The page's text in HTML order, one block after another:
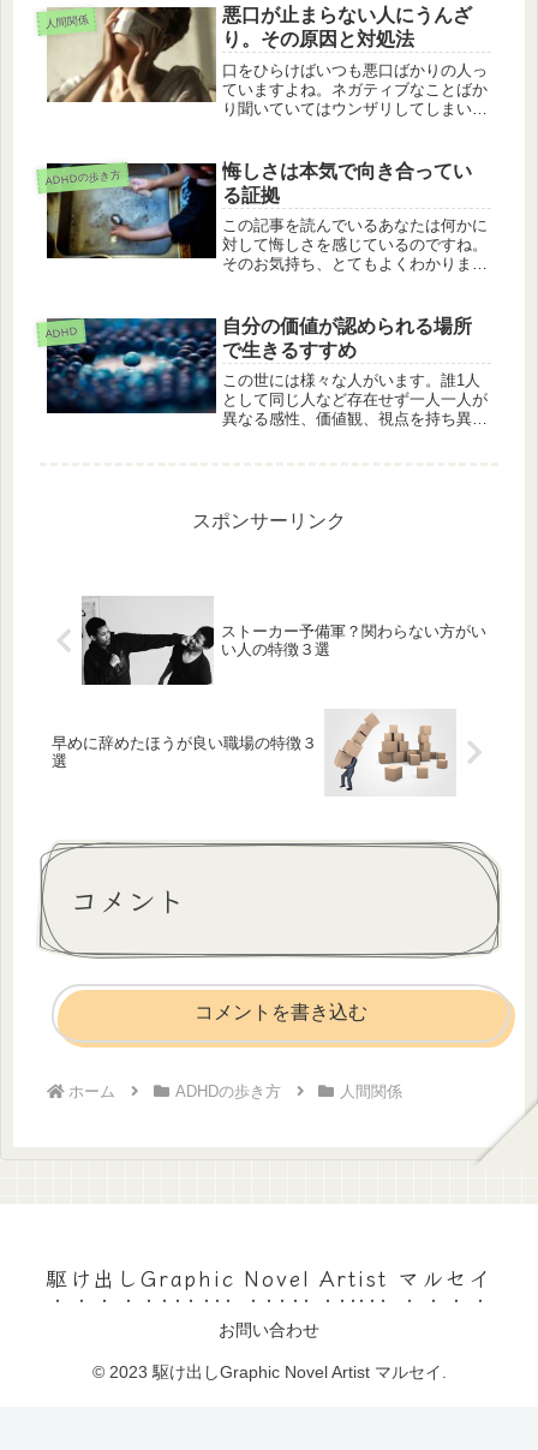
じる友人とはお別れし、もっとたくさ
んの出会いを経験してください。今回
は最初のステップとしてお別れすべき
友人の特徴を3つ紹介していきます。
人間関係
悪口が止まらない人にうんざ
り。その原因と対処法
口をひらけばいつも悪口ばかりの人っ
ていますよね。ネガティブなことばか
り聞いていてはウンザリしてしまいま
きます。
ADHDの歩き方
悔しさは本気で向き合ってい
る証拠
この記事を読んでいるあなたは何かに
対して悔しさを感じているのですね。
そのお気持ち、とてもよくわかりま
もどかしさを感じていますよね。そん
な一見ネガティブに感じられる「悔し
い」...
ADHD
自分の価値が認められる場所
で生きるすすめ
この世には様々な人がいます。誰1人
として同じ人など存在せず一人一人が
異なる感性、価値観、視点を持ち異な
感...
スポンサーリンク
ストーカー予備軍？関わらない方がい
い人の特徴３選
早めに辞めたほうが良い職場の特徴３
選
コメント
コメントを書き込む
ホーム ADHDの歩き方 人間関係
駆け出しGraphic Novel Artist マルセイ
お問い合わせ
© 2023 駆け出しGraphic Novel Artist マルセイ.